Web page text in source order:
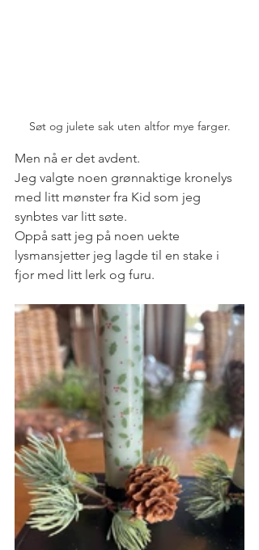
Søt og julete sak uten altfor mye farger.
Men nå er det avdent.
Jeg valgte noen grønnaktige kronelys
med litt mønster fra Kid som jeg
synbtes var litt søte.
Oppå satt jeg på noen uekte
lysmansjetter jeg lagde til en stake i
fjor med litt lerk og furu.